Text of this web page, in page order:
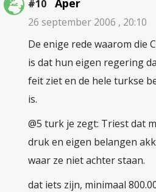
#10 Aper
26 september 2006 , 20:10
De enige rede waarom die
is dat hun eigen regering
feit ziet en de hele turkse
is.
@5 turk je zegt: Triest dat
druk en eigen belangen
waar ze niet achter staan.
dat iets zijn, minimaal